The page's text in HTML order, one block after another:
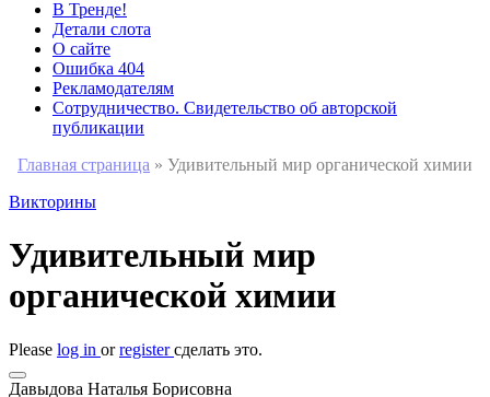
В Тренде!
Детали слота
О сайте
Ошибка 404
Рекламодателям
Сотрудничество. Свидетельство об авторской
публикации
Главная страница » Удивительный мир органической химии
Викторины
Удивительный мир
органической химии
Please log in orregisterсделать это.
Давыдова Наталья Борисовна